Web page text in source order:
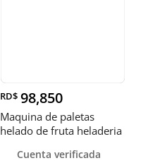
RD$ 98,850
Maquina de paletas
helado de fruta heladeria
Cuenta verificada